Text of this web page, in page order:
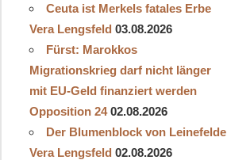
Ceuta ist Merkels fatales Erbe
Vera Lengsfeld 03.08.2026
Fürst: Marokkos
Migrationskrieg darf nicht länger
mit EU-Geld finanziert werden
Opposition 24 02.08.2026
Der Blumenblock von Leinefelde
Vera Lengsfeld 02.08.2026